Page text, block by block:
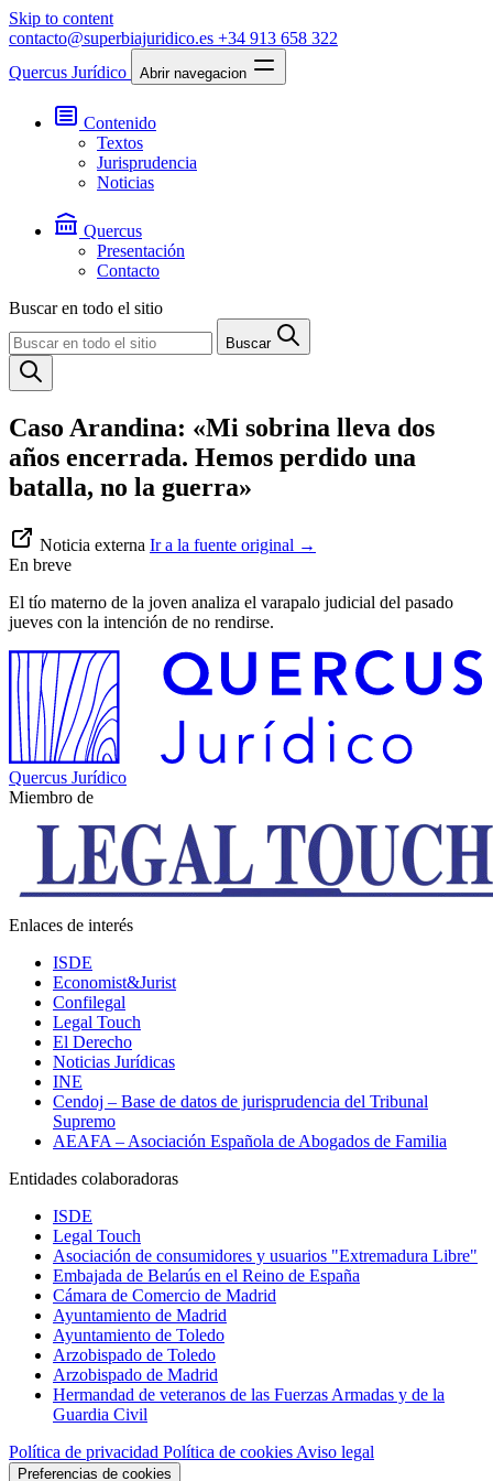
Skip to content
contacto@superbiajuridico.es +34 913 658 322
Quercus Jurídico
Abrir navegacion
Contenido
Textos
Jurisprudencia
Noticias
Quercus
Presentación
Contacto
Buscar en todo el sitio
Buscar
Caso Arandina: «Mi sobrina lleva dos
años encerrada. Hemos perdido una
batalla, no la guerra»
Noticia externa Ir a la fuente original →
En breve
El tío materno de la joven analiza el varapalo judicial del pasado
jueves con la intención de no rendirse.
Quercus Jurídico
Miembro de
Enlaces de interés
ISDE
Economist&Jurist
Confilegal
Legal Touch
El Derecho
Noticias Jurídicas
INE
Cendoj – Base de datos de jurisprudencia del Tribunal
Supremo
AEAFA – Asociación Española de Abogados de Familia
Entidades colaboradoras
ISDE
Legal Touch
Asociación de consumidores y usuarios "Extremadura Libre"
Embajada de Belarús en el Reino de España
Cámara de Comercio de Madrid
Ayuntamiento de Madrid
Ayuntamiento de Toledo
Arzobispado de Toledo
Arzobispado de Madrid
Hermandad de veteranos de las Fuerzas Armadas y de la
Guardia Civil
Política de privacidad Política de cookies Aviso legal
Preferencias de cookies